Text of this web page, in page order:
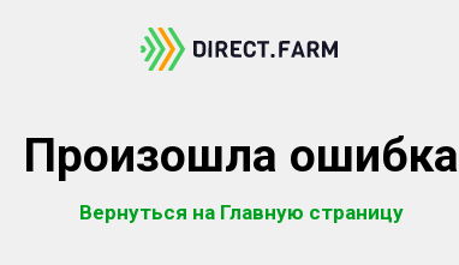
Произошла ошибка
Вернуться на Главную страницу